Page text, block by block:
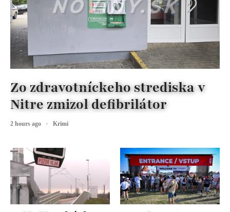
Zo zdravotníckeho strediska v
Nitre zmizol defibrilátor
2 hours ago Krimi